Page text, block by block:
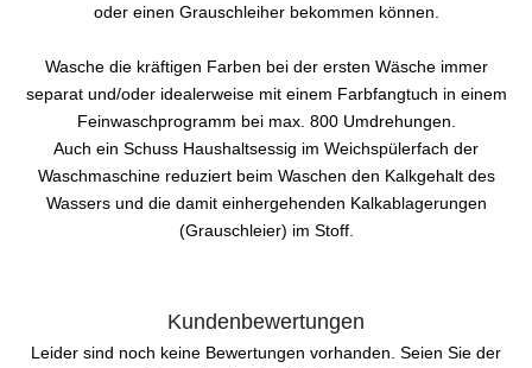
oder einen Grauschleiher bekommen können.
Wasche die kräftigen Farben bei der ersten Wäsche immer
separat und/oder idealerweise mit einem Farbfangtuch in einem
Feinwaschprogramm bei max. 800 Umdrehungen.
Auch ein Schuss Haushaltsessig im Weichspülerfach der
Waschmaschine reduziert beim Waschen den Kalkgehalt des
Wassers und die damit einhergehenden Kalkablagerungen
(Grauschleier) im Stoff.
Kundenbewertungen
Leider sind noch keine Bewertungen vorhanden. Seien Sie der